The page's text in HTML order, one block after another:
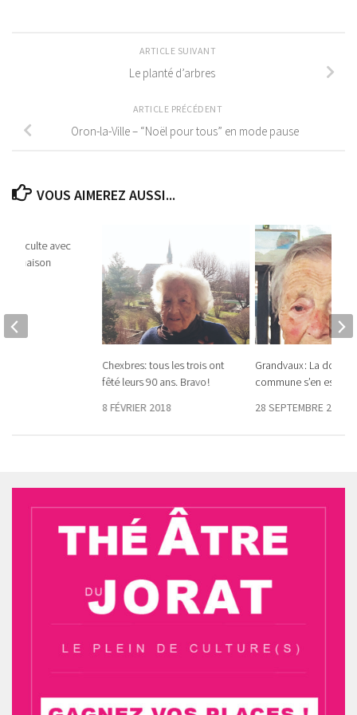
ARTICLE SUIVANT
Le planté d’arbres
ARTICLE PRÉCÉDENT
Oron-la-Ville – “Noël pour tous” en mode pause
VOUS AIMEREZ AUSSI...
Chexbres: tous les trois ont
fêté leurs 90 ans. Bravo !
8 FÉVRIER 2018
Grandvaux : La
commune s’en est
28 SEPTEMBRE 2017
culte avec
de maison